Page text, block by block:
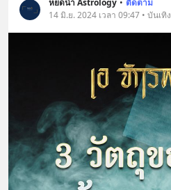
14 มิ.ย. 2024 เวลา 09:47 • บันเทิง